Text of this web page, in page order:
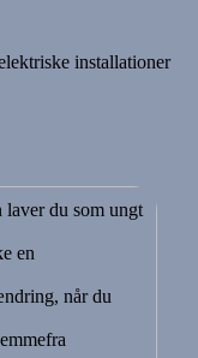
installationer